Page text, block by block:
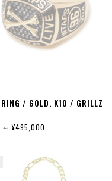
/ GOLD. K10 / GRILLZ
¥495,000